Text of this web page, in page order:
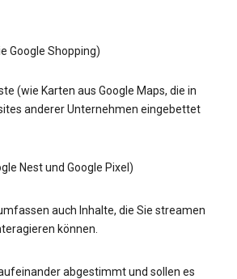
Google Shopping)
(wie Karten aus Google Maps, die in
anderer Unternehmen eingebettet
Nest und Google Pixel)
auch Inhalte, die Sie streamen
können.
abgestimmt und sollen es